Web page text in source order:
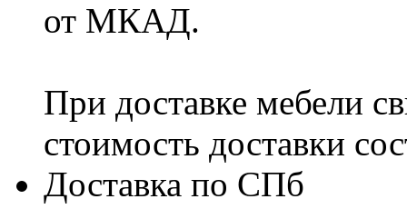
от МКАД.
При доставке мебели
стоимость доставки
Доставка по СПб